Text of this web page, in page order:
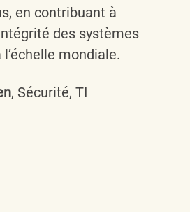
en contribuant à
des systèmes
l’échelle mondiale.
, Sécurité, TI